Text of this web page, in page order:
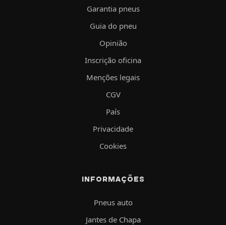
Garantia pneus
Guia do pneu
Opinião
Inscrição oficina
Menções legais
CGV
País
Privacidade
Cookies
INFORMAÇÕES
Pneus auto
Jantes de Chapa